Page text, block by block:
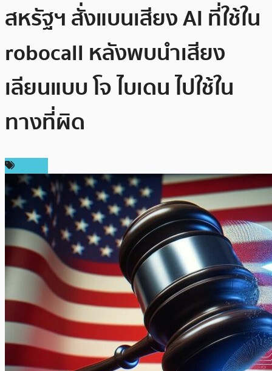
สหรัฐฯ สั่งแบนเสียง AI ที่ใช้ใน
robocall หลังพบนำเสียง
เลียนแบบ โจ ไบเดน ไปใช้ใน
ทางที่ผิด